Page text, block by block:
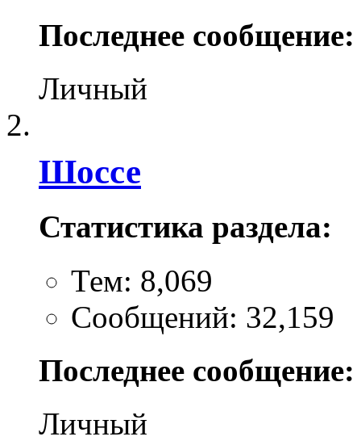
Последнее сообщение:
Личный
Шоссе
Статистика раздела:
Тем: 8,069
Сообщений: 32,159
Последнее сообщение:
Личный